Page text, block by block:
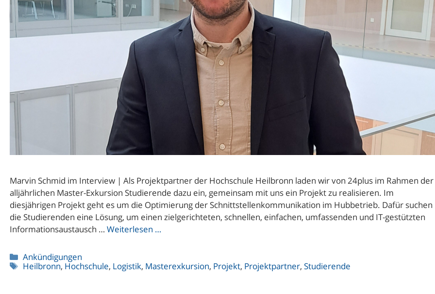
Marvin Schmid im Interview | Als Projektpartner der Hochschule Heilbronn laden wir von 24plus im Rahmen der
alljährlichen Master-Exkursion Studierende dazu ein, gemeinsam mit uns ein Projekt zu realisieren. Im
diesjährigen Projekt geht es um die Optimierung der Schnittstellenkommunikation im Hubbetrieb. Dafür suchen
die Studierenden eine Lösung, um einen zielgerichteten, schnellen, einfachen, umfassenden und IT-gestützten
Informationsaustausch … Weiterlesen …
Kategorien
Ankündigungen
Schlagwörter
Heilbronn, Hochschule, Logistik, Masterexkursion, Projekt, Projektpartner, Studierende